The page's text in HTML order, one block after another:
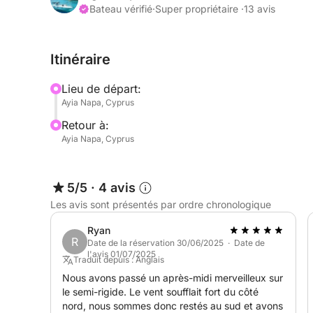
5h - 600 €
Bonjour à tous,
Découvrez la beauté d'Ayia Napa à bord du
location dès maintenant ! Ce yacht moderne
pour une aventure en famille, une escapade
Mc Marin 850 vous garantit une expérience
Réservez votre croisière à bord du Mc Marin
aventure unique à Ayia Napa !
N'hésitez pas à me contacter via Click&Boat
Bateau vérifié·Super propriétaire ·13 avis
Itinéraire
Lieu de départ:
Ayia Napa, Cyprus
Retour à:
Ayia Napa, Cyprus
5/5 · 4 avis
Les avis sont présentés par ordre chronologique
R
Ryan
Date de la réservation 30/06/2025 · Date de
l'avis 01/07/2025
Traduit depuis : Anglais
Nous avons passé un après-midi merveilleux sur
le semi-rigide. Le vent soufflait fort du côté
nord, nous sommes donc restés au sud et avons